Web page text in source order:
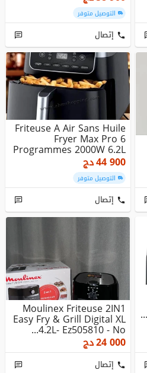
التوصيل متوفر
إتصال
Friteuse A Air Sans Huile
Fryer Max Pro 6
Programmes 2000W 6.2L
| Ninj...
44 900دج
التوصيل متوفر
إتصال
Moulinex Friteuse 2IN1
Easy Fry & Grill Digital XL
4.2L- Ez505810 - No...
24 000دج
إتصال